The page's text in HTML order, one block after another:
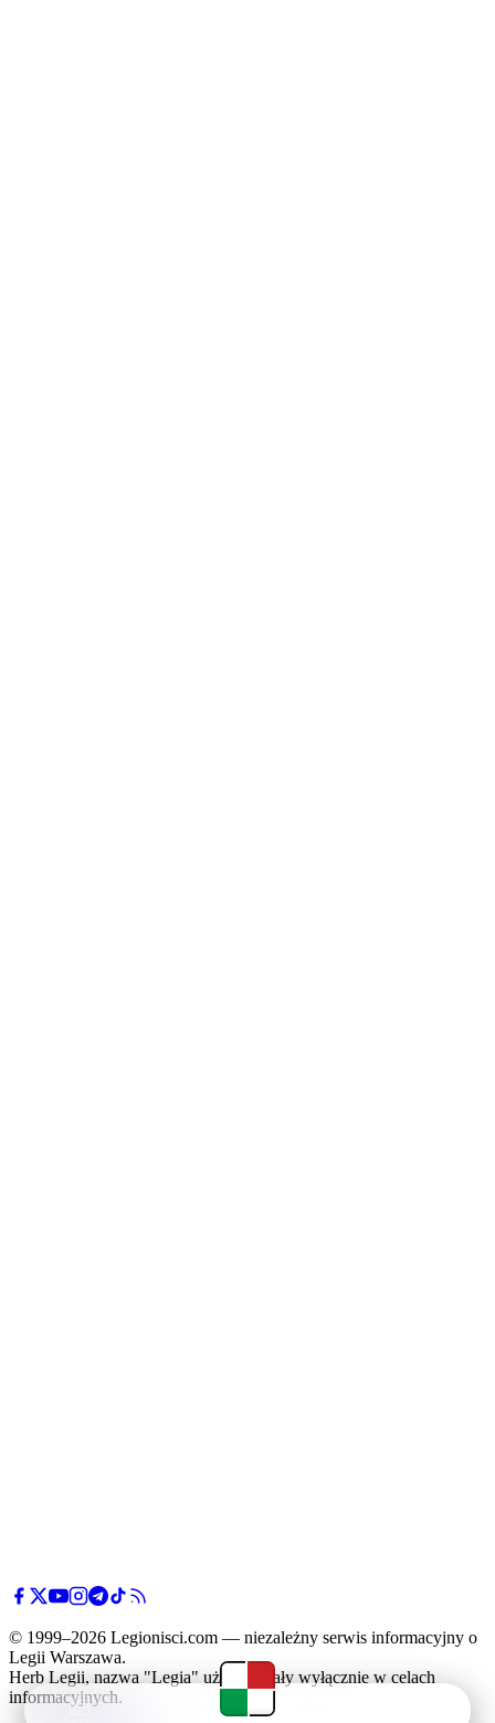
© 1999–2026 Legionisci.com — niezależny serwis informacyjny o
Legii Warszawa.
Herb Legii, nazwa "Legia" użyte zostały wyłącznie w celach
informacyjnych.